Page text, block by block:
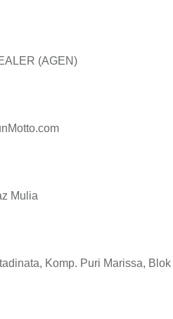
(AGEN)
Mulia
Komp. Puri Marissa,